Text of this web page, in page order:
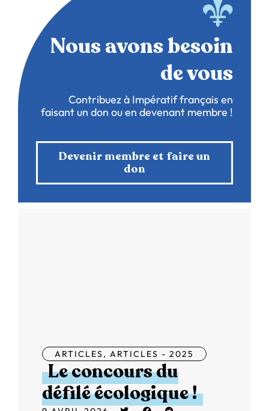
Nous avons besoin
de vous
Contribuez à Impératif français en
faisant un don ou en devenant membre !
Devenir membre et faire un
don
ARTICLES, ARTICLES - 2025
Le concours du
défilé écologique !